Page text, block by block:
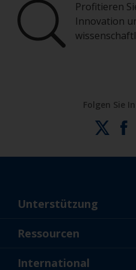
Profitieren
Innovation
Folgen Sie
Unterstützung
Über uns
Ressourcen
Aktuelles
International